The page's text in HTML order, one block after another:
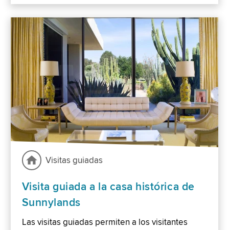
Visitas guiadas
Visita guiada a la casa histórica de
Sunnylands
Las visitas guiadas permiten a los visitantes